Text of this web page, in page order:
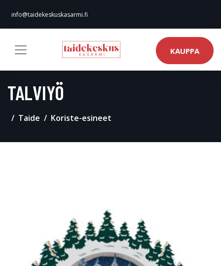
info@taidekeskuskasarmi.fi
KAUPPA
TALVIYÖ
Taide Koriste-esineet